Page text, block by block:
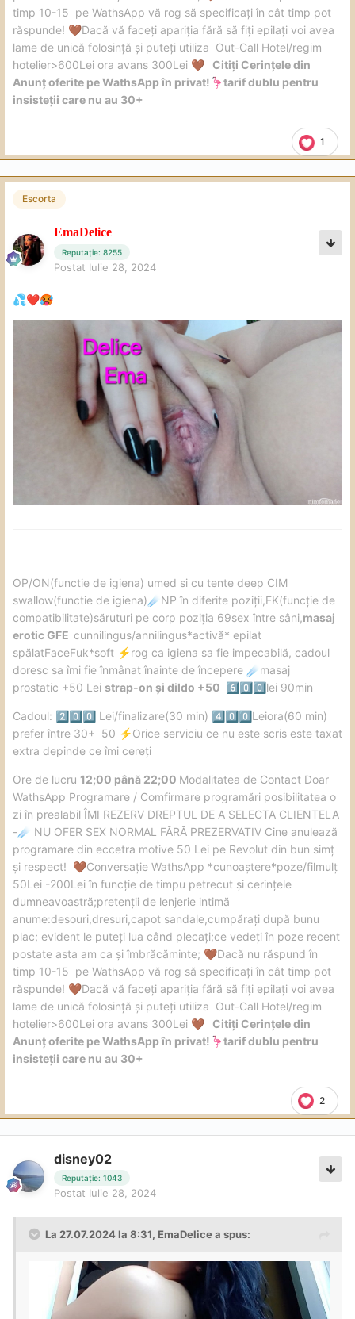
1
timp 10-15 pe WathsApp vă rog să specificați în cât timp pot
răspunde! 🤎Dacă vă faceți apariția fără să fiți epilați voi avea
lame de unică folosință și puteți utiliza Out-Call Hotel/regim
hotelier>600Lei ora avans 300Lei 🤎
Citiți Cerințele din
Anunț oferite pe WathsApp în privat! 🦩tarif dublu pentru
insisteții care nu au 30+
Escorta
EmaDelice
Reputație: 8255
Postat Iulie 28, 2024
💦❤️🥵
2
️OP/ON(functie de igiena) umed si cu tente deep CIM
swallow(functie de igiena)☄️ NP în diferite poziții,FK(funcție de
compatibilitate)săruturi pe corp poziția 69sex între sâni,masaj
erotic GFE cunnilingus/annilingus*activă* epilat
spălatFaceFuk*soft ⚡️rog ca igiena sa fie impecabilă, cadoul
doresc sa îmi fie înmânat înainte de începere ☄️ masaj
prostatic +50 Lei strap-on și dildo +50 6️⃣ 0️⃣ 0️⃣lei 90min
Cadoul: 2️⃣ 0️⃣ 0️⃣ Lei/finalizare(30 min) 4️⃣ 0️⃣ 0️⃣Leiora(60 min)
prefer între 30+ 50 ⚡️Orice serviciu ce nu este scris este taxat
extra depinde ce îmi cereți
️Ore de lucru 12;00 până 22;00 Modalitatea de Contact Doar
WathsApp Programare / Comfirmare programări posibilitatea o
zi în prealabil ÎMI REZERV DREPTUL DE A SELECTA CLIENTELA
-☄️ NU OFER SEX NORMAL FĂRĂ PREZERVATIV Cine anulează
programare din eccetra motive 50 Lei pe Revolut din bun simț
și respect! 🤎Conversație WathsApp *cunoaștere*poze/filmulț
50Lei -200Lei în funcție de timpu petrecut și cerințele
dumneavoastră;pretenții de lenjerie intimă
anume:desouri,dresuri,capot sandale,cumpărați după bunu
plac; evident le puteți lua când plecați;ce vedeți în poze recent
postate asta am ca și îmbrăcăminte; 🤎Dacă nu răspund în
timp 10-15 pe WathsApp vă rog să specificați în cât timp pot
răspunde! 🤎Dacă vă faceți apariția fără să fiți epilați voi avea
lame de unică folosință și puteți utiliza Out-Call Hotel/regim
hotelier>600Lei ora avans 300Lei 🤎
Citiți Cerințele din
Anunț oferite pe WathsApp în privat! 🦩tarif dublu pentru
insisteții care nu au 30+
disney02
Reputație: 1043
Postat Iulie 28, 2024
La 27.07.2024 la 8:31, EmaDelicea spus: